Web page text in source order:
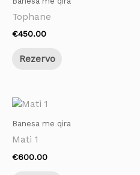
Tophane
€450.00
Rezervo
Banesa me qira
Mati 1
€600.00